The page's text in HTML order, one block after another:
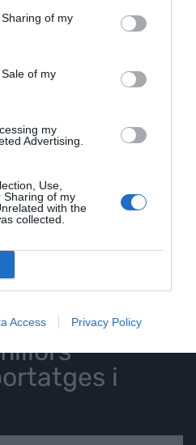
of my
of my
my
Advertising.
Use,
Sharing of my
with the
collected.
Access Privacy Policy
i